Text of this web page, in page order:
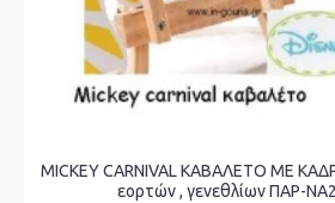
MICKEY CARNIVAL ΚΑΒΑΛΕΤΟ ΜΕ
εορτών , γενεθλίων ΠΑΡ-